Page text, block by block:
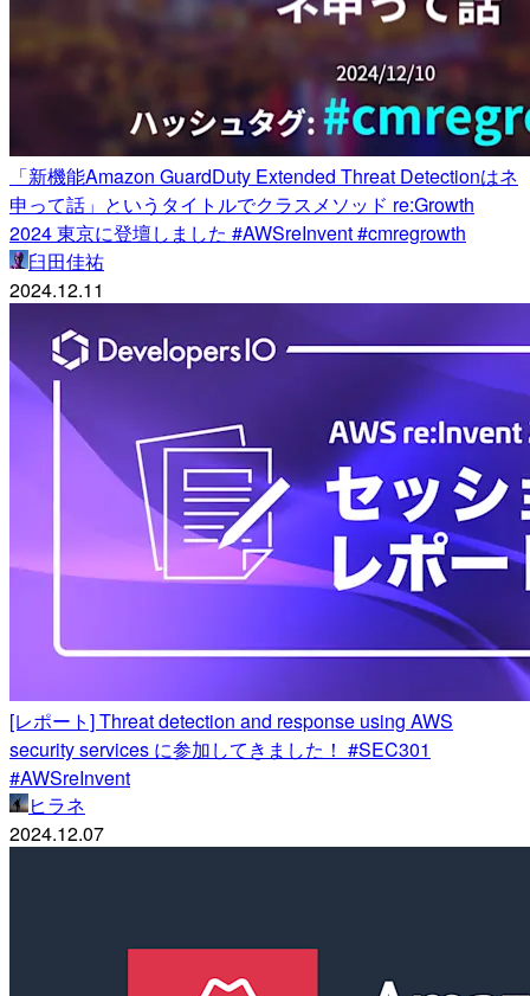
「新機能Amazon GuardDuty Extended Threat Detectionはネ
申って話」というタイトルでクラスメソッド re:Growth
2024 東京に登壇しました #AWSreInvent #cmregrowth
臼田佳祐
2024.12.11
[レポート] Threat detection and response using AWS
security services に参加してきました！ #SEC301
#AWSreInvent
ヒラネ
2024.12.07